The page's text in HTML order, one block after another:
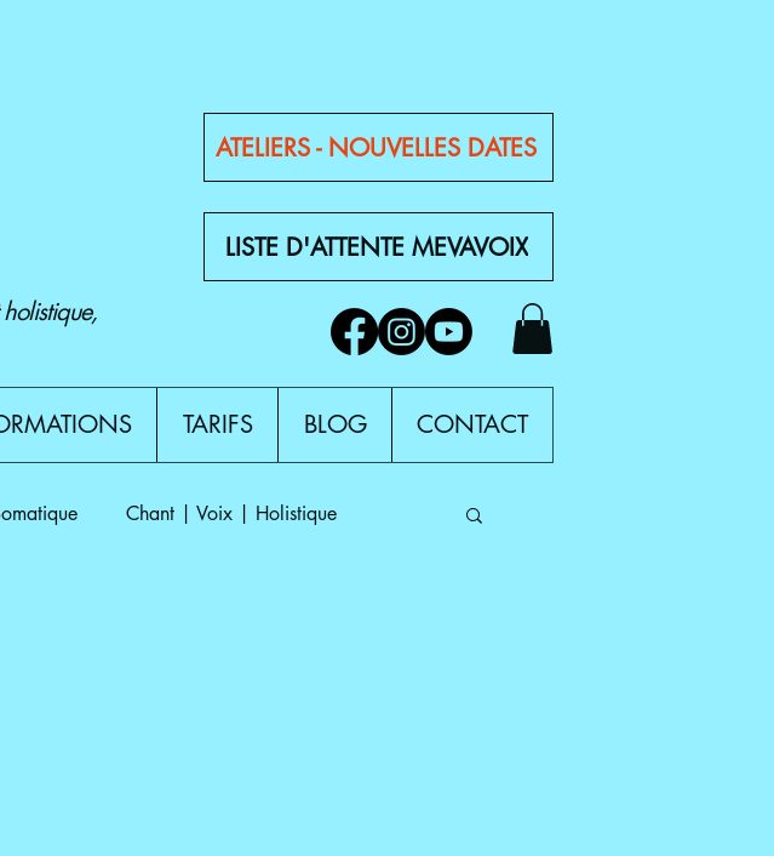
ATELIERS - NOUVELLES DATES
LISTE D'ATTENTE MEVAVOIX
TARIFS BLOG CONTACT
Chant | Voix | Holistique